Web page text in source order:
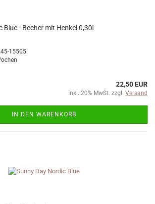
Blue - Becher mit Henkel 0,30l
15505
22,50 EUR
inkl. 20% MwSt. zzgl. Versand
IN DEN WARENKORB